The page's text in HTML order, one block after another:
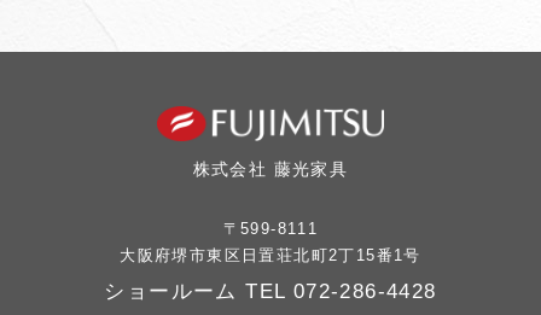
株式会社 藤光家具
〒599-8111
大阪府堺市東区日置荘北町2丁15番1号
ショールーム TEL 072-286-4428